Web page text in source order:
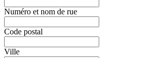
Numéro et nom de rue
Code postal
Ville